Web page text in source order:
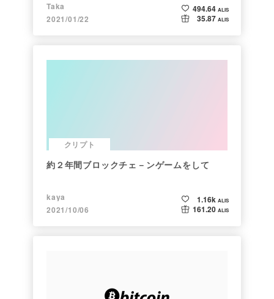
Taka
2021/01/22
494.64 ALIS
35.87 ALIS
クリプト
約２年間ブロックチェ－ンゲームをして
kaya
2021/10/06
1.16k ALIS
161.20 ALIS